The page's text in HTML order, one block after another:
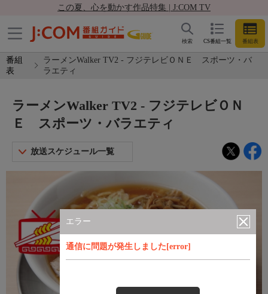
この夏、心を動かす作品特集 | J:COM TV
CS番組一覧 番組表
検索
番組
表
ラーメンWalker TV2 - フジテレビＯＮＥ スポーツ・バ
ラエティ
エラー
通信に問題が発生しました[error]
ラーメンWalker TV2 - フジテレビＯＮ
Ｅ スポーツ・バラエティ
放送スケジュール一覧